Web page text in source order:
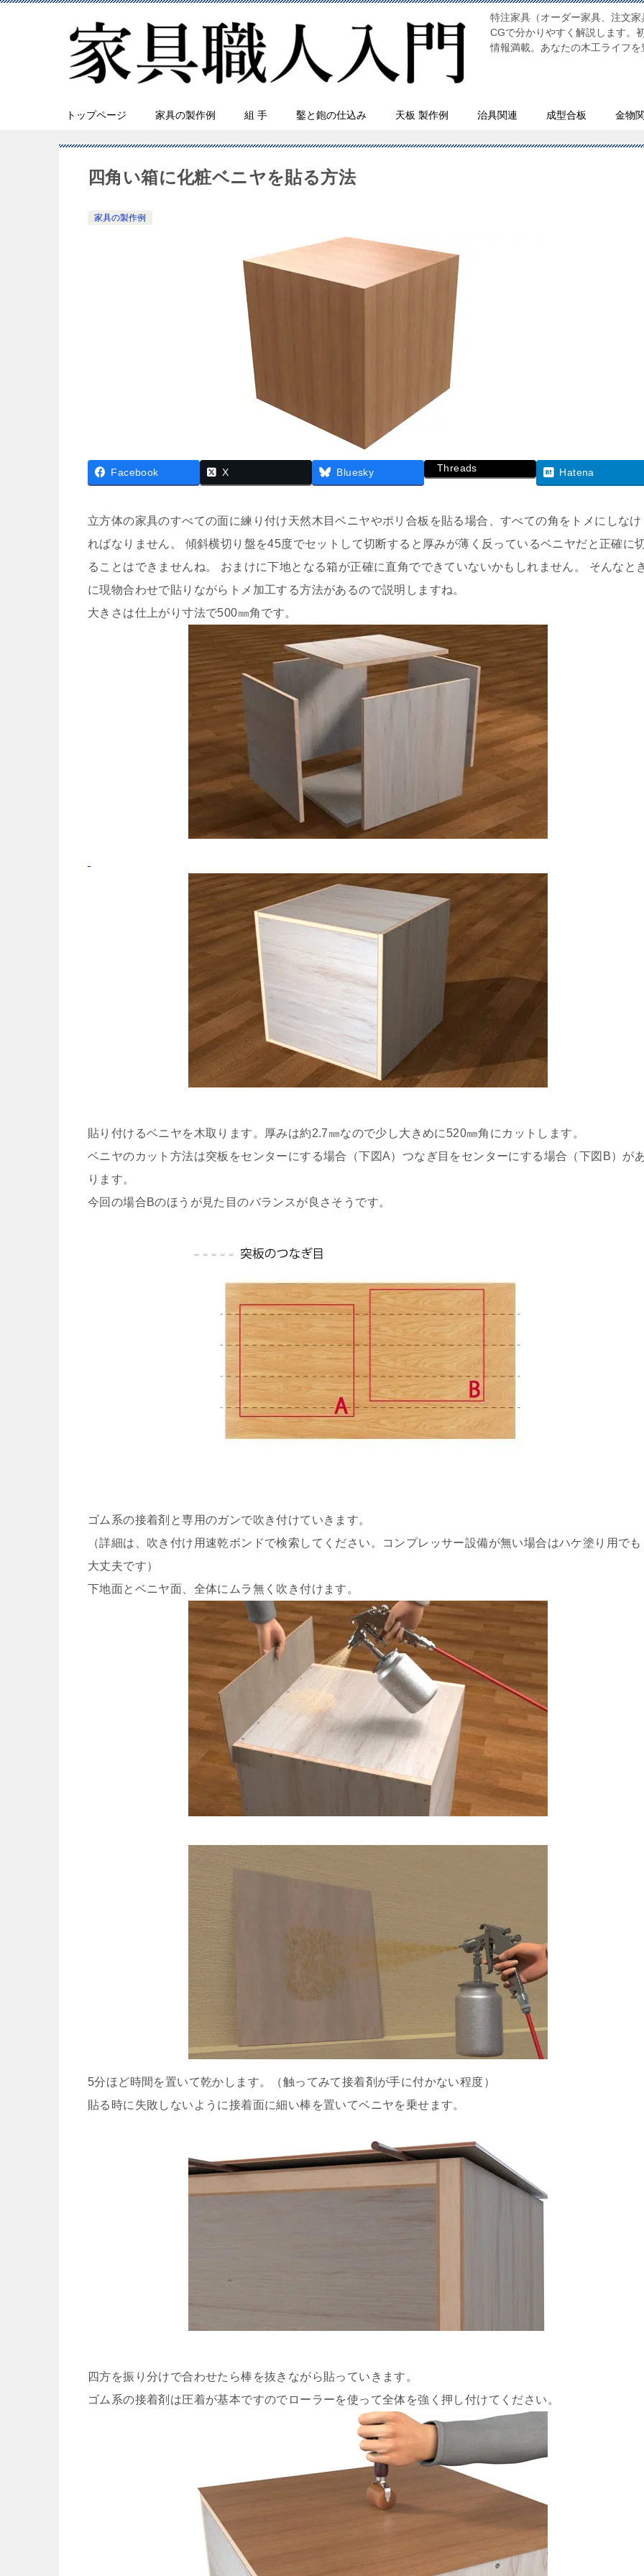
特注家具（オーダー家具、注文
CGで分かりやすく解説します。
情報満載。あなたの木工ライフ
トップページ 家具の製作例 組 手 鑿と鉋の仕込み 天板 製作例 治具関連 成型合板 金物
四角い箱に化粧ベニヤを貼る方法
家具の製作例
Facebook X Bluesky Threads Hatena
立方体の家具のすべての面に練り付け天然木目ベニヤやポリ合板を貼る場合、すべての角をトメにしなけ
ればなりません。 傾斜横切り盤を45度でセットして切断すると厚みが薄く反っているベニヤだと正確に
ることはできませんね。 おまけに下地となる箱が正確に直角でできていないかもしれません。 そんなと
に現物合わせで貼りながらトメ加工する方法があるので説明しますね。
大きさは仕上がり寸法で500㎜角です。
貼り付けるベニヤを木取ります。厚みは約2.7㎜なので少し大きめに520㎜角にカットします。
ベニヤのカット方法は突板をセンターにする場合（下図A）つなぎ目をセンターにする場合（下図B）が
ります。
今回の場合Bのほうが見た目のバランスが良さそうです。
ゴム系の接着剤と専用のガンで吹き付けていきます。
（詳細は、吹き付け用速乾ボンドで検索してください。コンプレッサー設備が無い場合はハケ塗り用でも
大丈夫です）
下地面とベニヤ面、全体にムラ無く吹き付けます。
5分ほど時間を置いて乾かします。（触ってみて接着剤が手に付かない程度）
貼る時に失敗しないように接着面に細い棒を置いてベニヤを乗せます。
四方を振り分けで合わせたら棒を抜きながら貼っていきます。
ゴム系の接着剤は圧着が基本ですのでローラーを使って全体を強く押し付けてください。